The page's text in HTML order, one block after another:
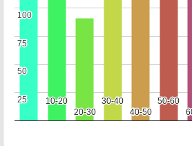
10-20
10-20
20-30
20-30
30-40
30-40
40-50
40-50
50-60
50-60
25
25
50
50
75
75
100
100